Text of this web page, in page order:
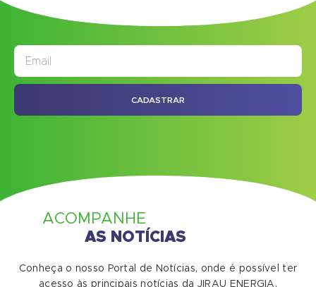
CADASTRAR
ACOMPANHE
AS NOTÍCIAS
Conheça o nosso Portal de Notícias, onde é possível ter
acesso às principais notícias da JIRAU ENERGIA.